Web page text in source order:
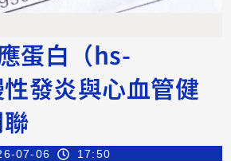
蛋白（hs-
發炎與心血管健
07-06 17:50